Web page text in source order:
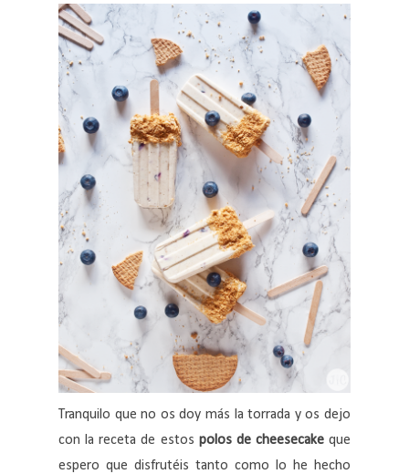
Tranquilo que no os doy más la torrada y os dejo
con la receta de estos polos de cheesecakeque
espero que disfrutéis tanto como lo he hecho